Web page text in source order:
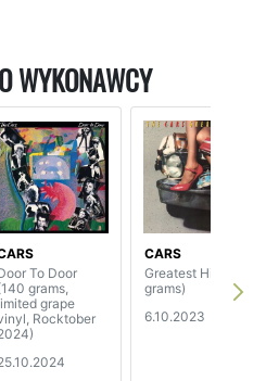
WYKONAWCY
To Door
grams,
grape
Rocktober
CARS
Greatest Hits (140
grams)
6.10.2023